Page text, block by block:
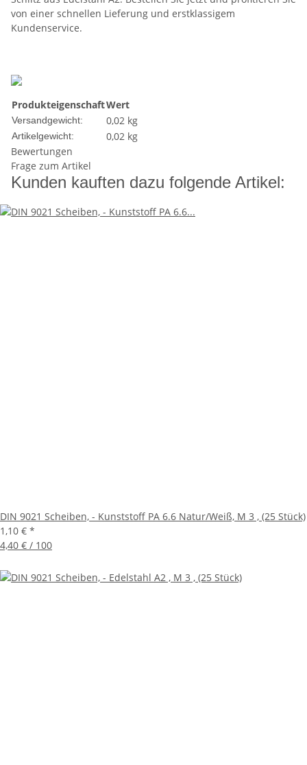
von einer schnellen Lieferung und erstklassigem
Kundenservice.
ProdukteigenschaftWert
Versandgewicht: 0,02 kg
Artikelgewicht: 0,02 kg
Bewertungen
Frage zum Artikel
Kunden kauften dazu folgende Artikel:
DIN 9021 Scheiben, - Kunststoff PA 6.6 Natur/Weiß, M 3 , (25 Stück)
1,10 € *
4,40 € / 100